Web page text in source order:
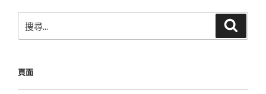
尋
字:
頁面